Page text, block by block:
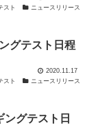
スト ニュースリリース
グテスト日程
2020.11.17
スト ニュースリリース
グテスト日